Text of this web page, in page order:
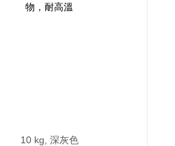
10 kg, 深灰色